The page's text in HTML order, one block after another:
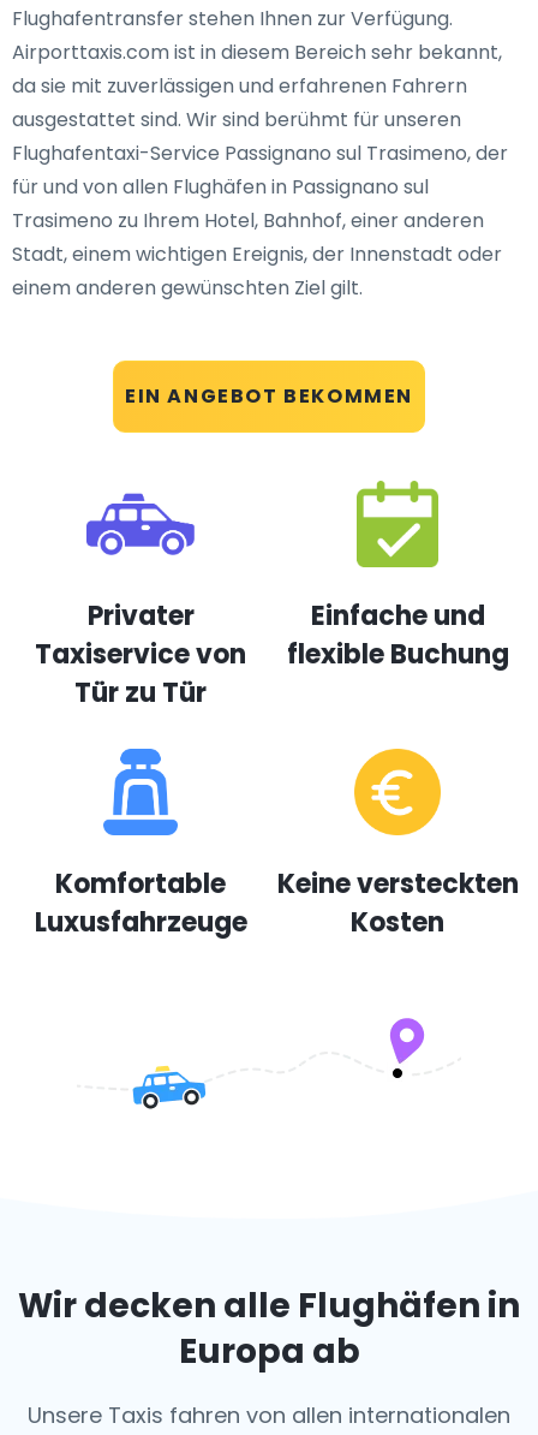
EIN ANGEBOT BEKOMMEN
Flughafentransfer stehen Ihnen zur Verfügung.
Airporttaxis.com ist in diesem Bereich sehr bekannt,
da sie mit zuverlässigen und erfahrenen Fahrern
ausgestattet sind. Wir sind berühmt für unseren
Flughafentaxi-Service Passignano sul Trasimeno, der
für und von allen Flughäfen in Passignano sul
Trasimeno zu Ihrem Hotel, Bahnhof, einer anderen
Stadt, einem wichtigen Ereignis, der Innenstadt oder
einem anderen gewünschten Ziel gilt.
Privater
Taxiservice von
Tür zu Tür
Einfache und
flexible Buchung
Komfortable
Luxusfahrzeuge
Keine versteckten
Kosten
Wir decken alle Flughäfen in
Europa ab
Unsere Taxis fahren von allen internationalen